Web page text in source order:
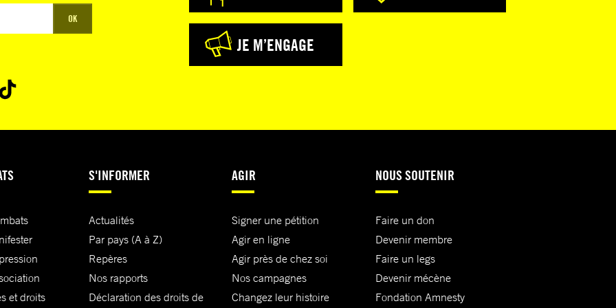
de
OK
JE M’ENGAGE
et droits
S'INFORMER
Actualités
Par pays (A à Z)
Repères
Nos rapports
Déclaration des droits de
AGIR
Signer une pétition
Agir en ligne
Agir près de chez soi
Nos campagnes
Changez leur histoire
NOUS SOUTENIR
Faire un don
Devenir membre
Faire un legs
Devenir mécène
Fondation Amnesty